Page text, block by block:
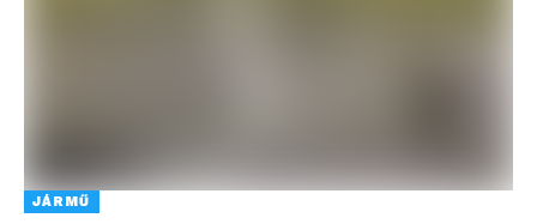
JÁRMŰ